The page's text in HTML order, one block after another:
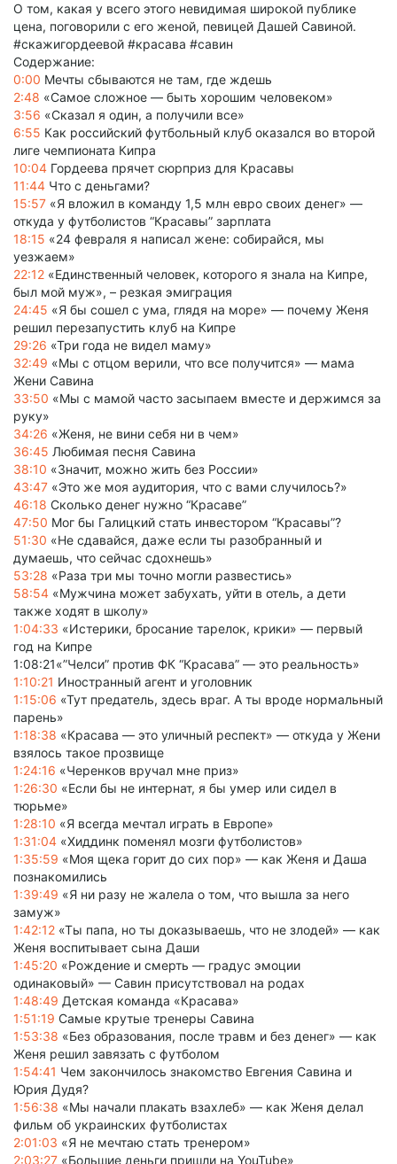
О том, какая у всего этого невидимая широкой публике
цена, поговорили с его женой, певицей Дашей Савиной.
#скажигордеевой #красава #савин
Содержание:
0:00 Мечты сбываются не там, где ждешь
2:48 «Самое сложное — быть хорошим человеком»
3:56 «Сказал я один, а получили все»
6:55 Как российский футбольный клуб оказался во второй
лиге чемпионата Кипра
10:04 Гордеева прячет сюрприз для Красавы
11:44 Что с деньгами?
15:57 «Я вложил в команду 1,5 млн евро своих денег» —
откуда у футболистов “Красавы” зарплата
18:15 «24 февраля я написал жене: собирайся, мы
уезжаем»
22:12 «Единственный человек, которого я знала на Кипре,
был мой муж», – резкая эмиграция
24:45 «Я бы сошел с ума, глядя на море» — почему Женя
решил перезапустить клуб на Кипре
29:26 «Три года не видел маму»
32:49 «Мы с отцом верили, что все получится» — мама
Жени Савина
33:50 «Мы с мамой часто засыпаем вместе и держимся за
руку»
34:26 «Женя, не вини себя ни в чем»
36:45 Любимая песня Савина
38:10 «Значит, можно жить без России»
43:47 «Это же моя аудитория, что с вами случилось?»
46:18 Сколько денег нужно “Красаве”
47:50 Мог бы Галицкий стать инвестором “Красавы”?
51:30 «Не сдавайся, даже если ты разобранный и
думаешь, что сейчас сдохнешь»
53:28 «Раза три мы точно могли развестись»
58:54 «Мужчина может забухать, уйти в отель, а дети
также ходят в школу»
1:04:33 «Истерики, бросание тарелок, крики» — первый
год на Кипре
1:08:21«”Челси” против ФК “Красава” — это реальность»
1:10:21 Иностранный агент и уголовник
1:15:06 «Тут предатель, здесь враг. А ты вроде нормальный
парень»
1:18:38 «Красава — это уличный респект» — откуда у Жени
взялось такое прозвище
1:24:16 «Черенков вручал мне приз»
1:26:30 «Если бы не интернат, я бы умер или сидел в
тюрьме»
1:28:10 «Я всегда мечтал играть в Европе»
1:31:04 «Хиддинк поменял мозги футболистов»
1:35:59 «Моя щека горит до сих пор» — как Женя и Даша
познакомились
1:39:49 «Я ни разу не жалела о том, что вышла за него
замуж»
1:42:12 «Ты папа, но ты доказываешь, что не злодей» — как
Женя воспитывает сына Даши
1:45:20 «Рождение и смерть — градус эмоции
одинаковый» — Савин присутствовал на родах
1:48:49 Детская команда «Красава»
1:51:19 Самые крутые тренеры Савина
1:53:38 «Без образования, после травм и без денег» — как
Женя решил завязать с футболом
1:54:41 Чем закончилось знакомство Евгения Савина и
Юрия Дудя?
1:56:38 «Мы начали плакать взахлеб» — как Женя делал
фильм об украинских футболистах
2:01:03 «Я не мечтаю стать тренером»
2:03:27 «Большие деньги пришли на YouTube»